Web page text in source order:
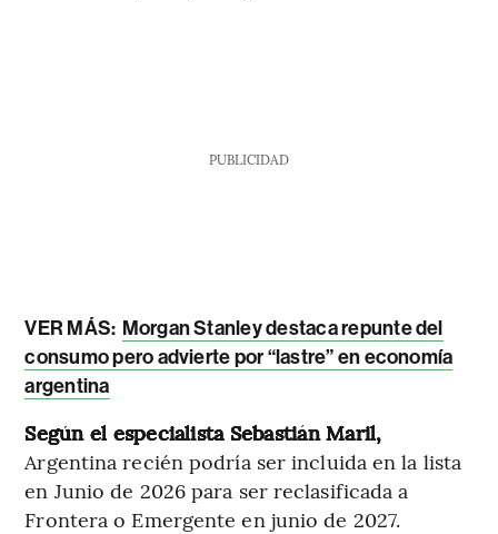
PUBLICIDAD
VER MÁS: Morgan Stanley destaca repunte del
consumo pero advierte por “lastre” en economía
argentina
Según el especialista Sebastián Maril,
Argentina recién podría ser incluida en la lista
en Junio de 2026 para ser reclasificada a
Frontera o Emergente en junio de 2027.